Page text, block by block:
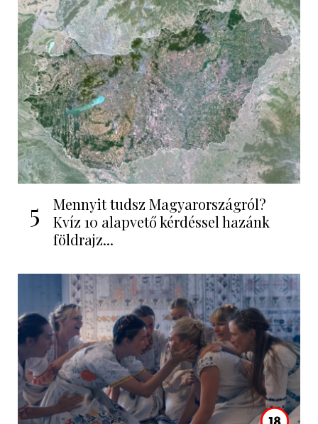
5
Mennyit tudsz Magyarországról?
Kvíz 10 alapvető kérdéssel hazánk
földrajz...